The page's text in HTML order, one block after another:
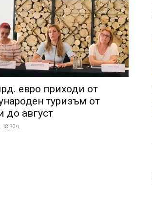
евро приходи от
туризъм от
до август
18:30ч.